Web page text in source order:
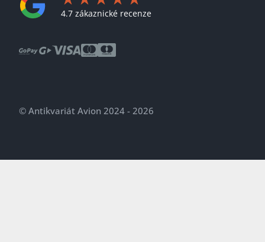
4.7 zákaznické recenze
© Antikvariát Avion 2024 - 2026